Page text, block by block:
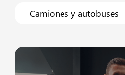
Camiones y autobuses